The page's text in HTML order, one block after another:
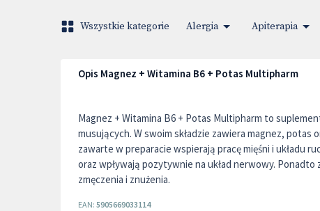
Wszystkie kategorie Alergia Apiterapia
Opis Magnez + Witamina B6 + Potas Multipharm
Magnez + Witamina B6 + Potas Multipharm to
musujących. W swoim składzie zawiera magnez, potas
zawarte w preparacie wspierają pracę mięśni i układu
oraz wpływają pozytywnie na układ nerwowy. Ponadto
zmęczenia i znużenia.
EAN: 5905669033114